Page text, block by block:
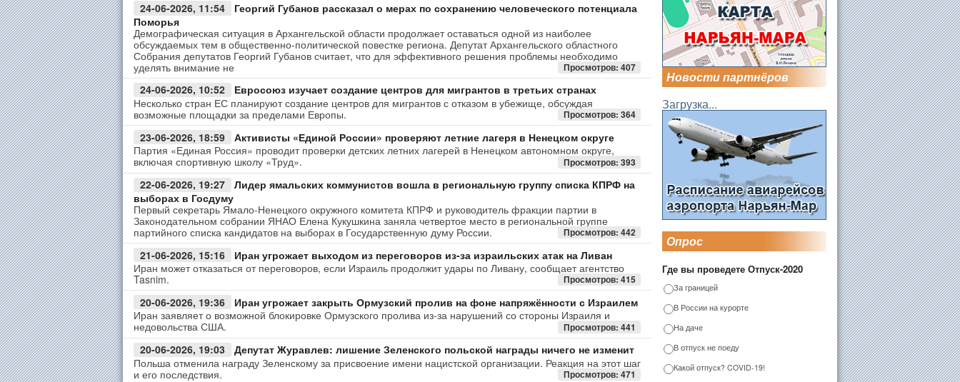
24-06-2026, 11:54
Георгий Губанов рассказал о мерах по сохранению человеческого потенциала
Поморья
Демографическая ситуация в Архангельской области продолжает оставаться одной из наиболее
обсуждаемых тем в общественно-политической повестке региона. Депутат Архангельского областного
Собрания депутатов Георгий Губанов считает, что для эффективного решения проблемы необходимо
уделять внимание не
Просмотров: 407
24-06-2026, 10:52
Евросоюз изучает создание центров для мигрантов в третьих странах
Несколько стран ЕС планируют создание центров для мигрантов с отказом в убежище, обсуждая
возможные площадки за пределами Европы.
Просмотров: 364
23-06-2026, 18:59
Активисты «Единой России» проверяют летние лагеря в Ненецком округе
Партия «Единая Россия» проводит проверки детских летних лагерей в Ненецком автономном округе,
включая спортивную школу «Труд».
Просмотров: 393
22-06-2026, 19:27
Лидер ямальских коммунистов вошла в региональную группу списка КПРФ на
выборах в Госдуму
Первый секретарь Ямало-Ненецкого окружного комитета КПРФ и руководитель фракции партии в
Законодательном собрании ЯНАО Елена Кукушкина заняла четвертое место в региональной группе
партийного списка кандидатов на выборах в Государственную думу России.
Просмотров: 442
21-06-2026, 15:16
Иран угрожает выходом из переговоров из-за израильских атак на Ливан
Иран может отказаться от переговоров, если Израиль продолжит удары по Ливану, сообщает агентство
Tasnim.
Просмотров: 415
20-06-2026, 19:36
Иран угрожает закрыть Ормузский пролив на фоне напряжённости с Израилем
Иран заявляет о возможной блокировке Ормузского пролива из-за нарушений со стороны Израиля и
недовольства США.
Просмотров: 441
20-06-2026, 19:03
Депутат Журавлев: лишение Зеленского польской награды ничего не изменит
Польша отменила награду Зеленскому за присвоение имени нацистской организации. Реакция на этот шаг
и его последствия.
Просмотров: 471
Новости партнёров
Загрузка...
Опрос
Где вы проведете Отпуск-2020
За границей
В России на курорте
На даче
В отпуск не поеду
Какой отпуск? COVID-19!